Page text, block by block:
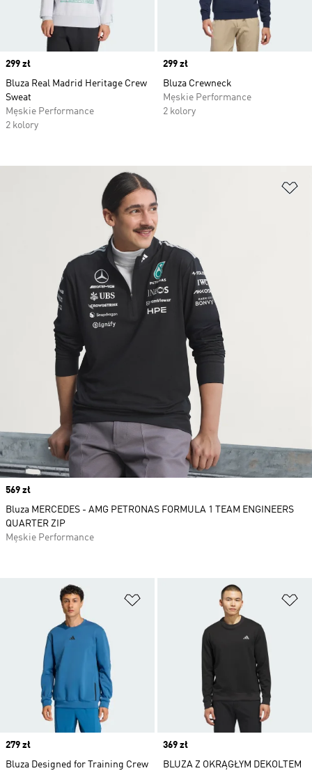
Price
299 zł
Bluza Real Madrid Heritage Crew
Sweat
Męskie Performance
2 kolory
Price
299 zł
Bluza Crewneck
Męskie Performance
2 kolory
Dodaj do listy życzeń
Price
279 zł
Bluza Designed for Training Crew
Price
369 zł
BLUZA Z OKRĄGŁYM DEKOLTEM
Price
569 zł
Bluza MERCEDES - AMG PETRONAS FORMULA 1 TEAM ENGINEERS
QUARTER ZIP
Męskie Performance